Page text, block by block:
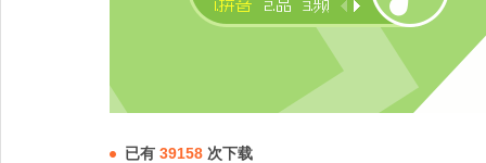
已有 39158 次下载